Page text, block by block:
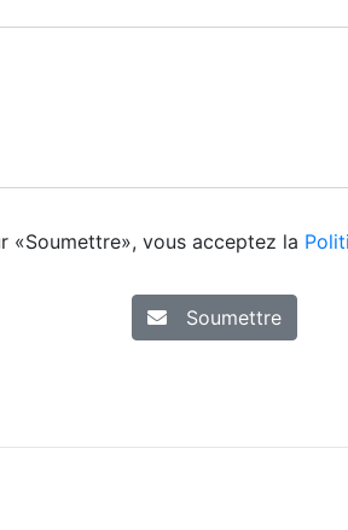
«Soumettre», vous acceptez la
Soumettre